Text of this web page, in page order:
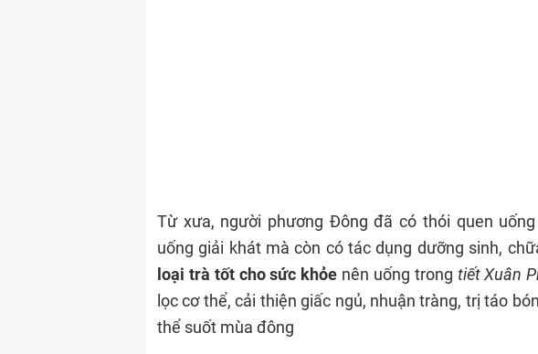
Từ xưa, người phương Đông đã có thói quen
uống giải khát mà còn có tác dụng dưỡng sinh,
loại trà tốt cho sức khỏe nên uống trong tiết Xuân
lọc cơ thể, cải thiện giấc ngủ, nhuận tràng, trị táo
thể suốt mùa đông